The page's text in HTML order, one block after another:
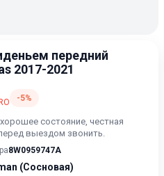
передний
2017-2021
-5%
состояние, честная
выездом звонить.
8W0959747A
(Сосновая)